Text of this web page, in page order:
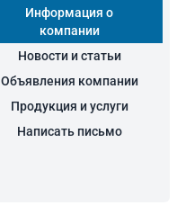
Информация о
компании
Новости и статьи
Объявления компании
Продукция и услуги
Написать письмо